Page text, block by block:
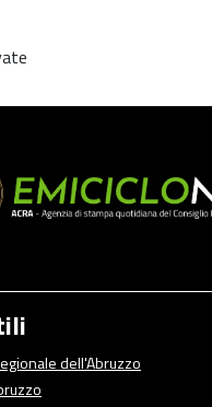
dell'Abruzzo